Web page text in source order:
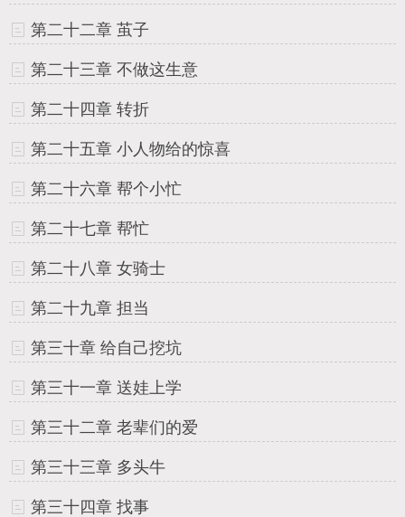
第二十二章 茧子
第二十三章 不做这生意
第二十四章 转折
第二十五章 小人物给的惊喜
第二十六章 帮个小忙
第二十七章 帮忙
第二十八章 女骑士
第二十九章 担当
第三十章 给自己挖坑
第三十一章 送娃上学
第三十二章 老辈们的爱
第三十三章 多头牛
第三十四章 找事